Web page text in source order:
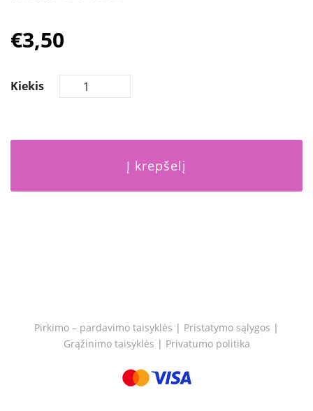
€3,50
Kiekis
Į krepšelį
Pirkimo – pardavimo taisyklės | Pristatymo sąlygos |
Grąžinimo taisyklės | Privatumo politika